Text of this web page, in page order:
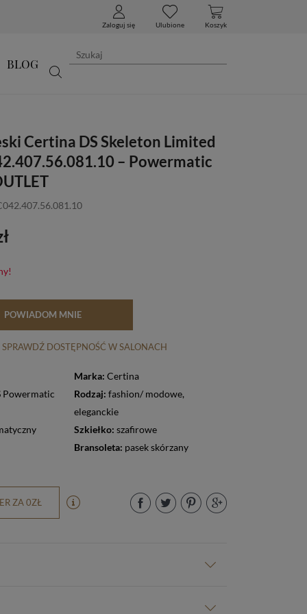
Zaloguj się Ulubione Koszyk
BLOG
Certina DS Skeleton Limited
– Powermatic
POWIADOM MNIE
SPRAWDŹ DOSTĘPNOŚĆ W SALONACH
Marka: Certina
Powermatic Rodzaj:fashion/ modowe,
eleganckie
Szkiełko: szafirowe
Bransoleta: pasek skórzany
ZA 0ZŁ